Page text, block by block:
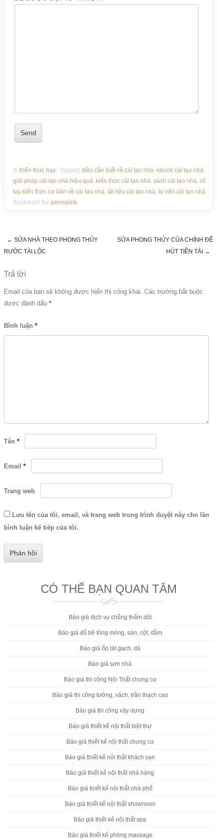
In Kiến thức hay Tagged điều cần biết về cải tạo nhà, ebook cải tạo nhà,
giải pháp cải tạo nhà hiệu quả, kiến thức cải tạo nhà, sách cải tạo nhà, sổ
tay kiến thức cơ bản về cải tạo nhà, tài liệu cải tạo nhà, tư vấn cải tạo nhà
Bookmark the permalink.
Post navigation
← SỬA NHÀ THEO PHONG THỦY
RƯỚC TÀI LỘC
SỬA PHONG THỦY CỦA CHÍNH ĐỂ
HÚT TIỀN TÀI →
Trả lời
Email của bạn sẽ không được hiển thị công khai. Các trường bắt buộc
được đánh dấu *
Bình luận *
Tên *
Email *
Trang web
Lưu tên của tôi, email, và trang web trong trình duyệt này cho lần
bình luận kế tiếp của tôi.
CÓ THỂ BẠN QUAN TÂM
Báo giá dịch vụ chống thấm dột
Báo giá đổ bê tông móng, sàn, cột, dầm
Báo giá ốp lát gạch, đá
Báo giá sơn nhà
Báo giá thi công Nội Thất chung cư
Báo giá thi công tường, vách, trần thạch cao
Báo giá thi công xây dựng
Báo giá thiết kế nội thất biệt thự
Báo giá thiết kế nội thất chung cư
Báo giá thiết kế nội thất khách sạn
Báo giá thiết kế nội thất nhà hàng
Báo giá thiết kế nội thất nhà phố
Báo giá thiết kế nội thất showroom
Báo giá thiết kế nội thất spa
Báo giá thiết kế phòng massage